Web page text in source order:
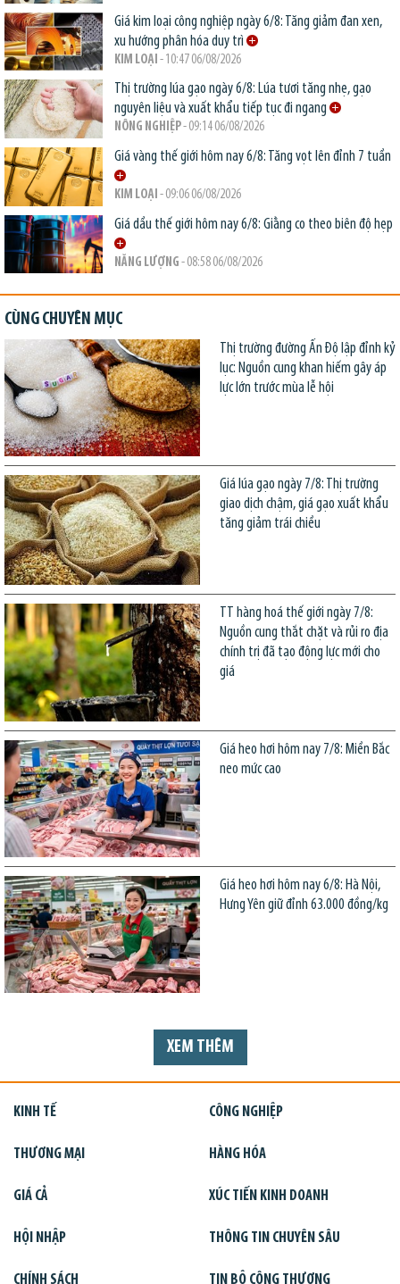
Giá kim loại công nghiệp ngày 6/8: Tăng giảm đan xen,
xu hướng phân hóa duy trì
KIM LOẠI - 10:47 06/08/2026
Thị trường lúa gạo ngày 6/8: Lúa tươi tăng nhẹ, gạo
nguyên liệu và xuất khẩu tiếp tục đi ngang
NÔNG NGHIỆP- 09:14 06/08/2026
Giá vàng thế giới hôm nay 6/8: Tăng vọt lên đỉnh 7 tuần
KIM LOẠI - 09:06 06/08/2026
Giá dầu thế giới hôm nay 6/8: Giằng co theo biên độ hẹp
NĂNG LƯỢNG - 08:58 06/08/2026
CÙNG CHUYÊN MỤC
Thị trường đường Ấn Độ lập đỉnh kỷ
lục: Nguồn cung khan hiếm gây áp
lực lớn trước mùa lễ hội
Giá lúa gạo ngày 7/8: Thị trường
giao dịch chậm, giá gạo xuất khẩu
tăng giảm trái chiều
TT hàng hoá thế giới ngày 7/8:
Nguồn cung thắt chặt và rủi ro địa
chính trị đã tạo động lực mới cho
giá
Giá heo hơi hôm nay 7/8: Miền Bắc
neo mức cao
Giá heo hơi hôm nay 6/8: Hà Nội,
Hưng Yên giữ đỉnh 63.000 đồng/kg
XEM THÊM
KINH TẾ CÔNG NGHIỆP
THƯƠNG MẠI HÀNG HÓA
GIÁ CẢ XÚC TIẾN KINH DOANH
HỘI NHẬP THÔNG TIN CHUYÊN SÂU
CHÍNH SÁCH TIN BỘ CÔNG THƯƠNG